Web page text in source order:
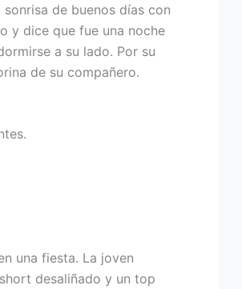
de buenos días con
y dice que fue una noche
a su lado. Por su
de su compañero.
una fiesta. La joven
desaliñado y un top